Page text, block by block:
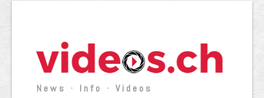
News · Info · Videos